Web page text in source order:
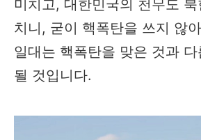
미치고, 대한민국의 천무도
치니, 굳이 핵폭탄을 쓰지 않
일대는 핵폭탄을 맞은 것과
될 것입니다.